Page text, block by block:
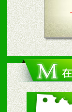
四、市
1、根
2、根
3、根